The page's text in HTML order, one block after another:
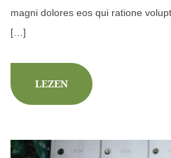
magni dolores eos qui ratione
[…]
LEZEN